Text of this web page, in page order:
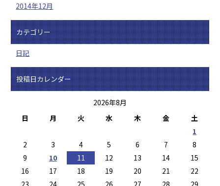
2014年12月
カテゴリー
日記
投稿日カレンダー
2026年8月
日
月 火 水 木 金
土
1
2
3 4 5 6 7
8
9
10 11 12 13 14
15
16
17 18 19 20 21
22
23
24 25 26 27 28 29